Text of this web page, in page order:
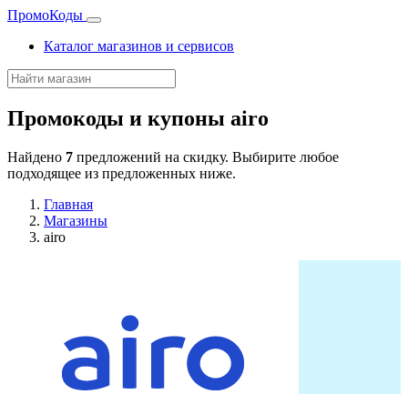
ПромоКоды
Каталог магазинов и сервисов
Промокоды и купоны airo
Найдено 7 предложений на скидку. Выбирите любое
подходящее из предложенных ниже.
Главная
Магазины
airo